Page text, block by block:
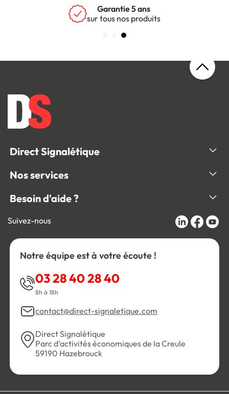
Garantie 5 ans
sur tous nos produits
Direct Signalétique
Nos services
Besoin d'aide ?
Suivez-nous
Notre équipe est à votre écoute !
03 28 40 28 40
8h à 18h
contact@direct-signaletique.com
Direct Signalétique
Parc d'activités économiques de la Creule
59190 Hazebrouck